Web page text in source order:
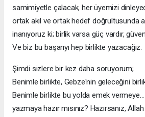
samimiyetle çalacak, her üyemizi
ortak akıl ve ortak hedef doğrultusunda
inanıyoruz ki; birlik varsa güç vardır,
Ve biz bu başarıyı hep birlikte yazacağız.
Şimdi sizlere bir kez daha soruyorum;
Benimle birlikte, Gebze'nin geleceğini
Benimle birlikte bu yolda emek
yazmaya hazır mısınız? Hazırsanız,